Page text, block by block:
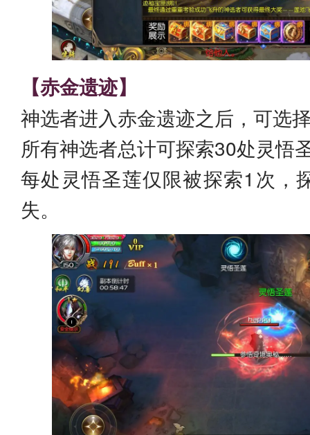
【赤金遗迹】
神选者进入赤金遗迹之后，可选
所有神选者总计可探索30处灵悟
每处灵悟圣莲仅限被探索1次，
失。